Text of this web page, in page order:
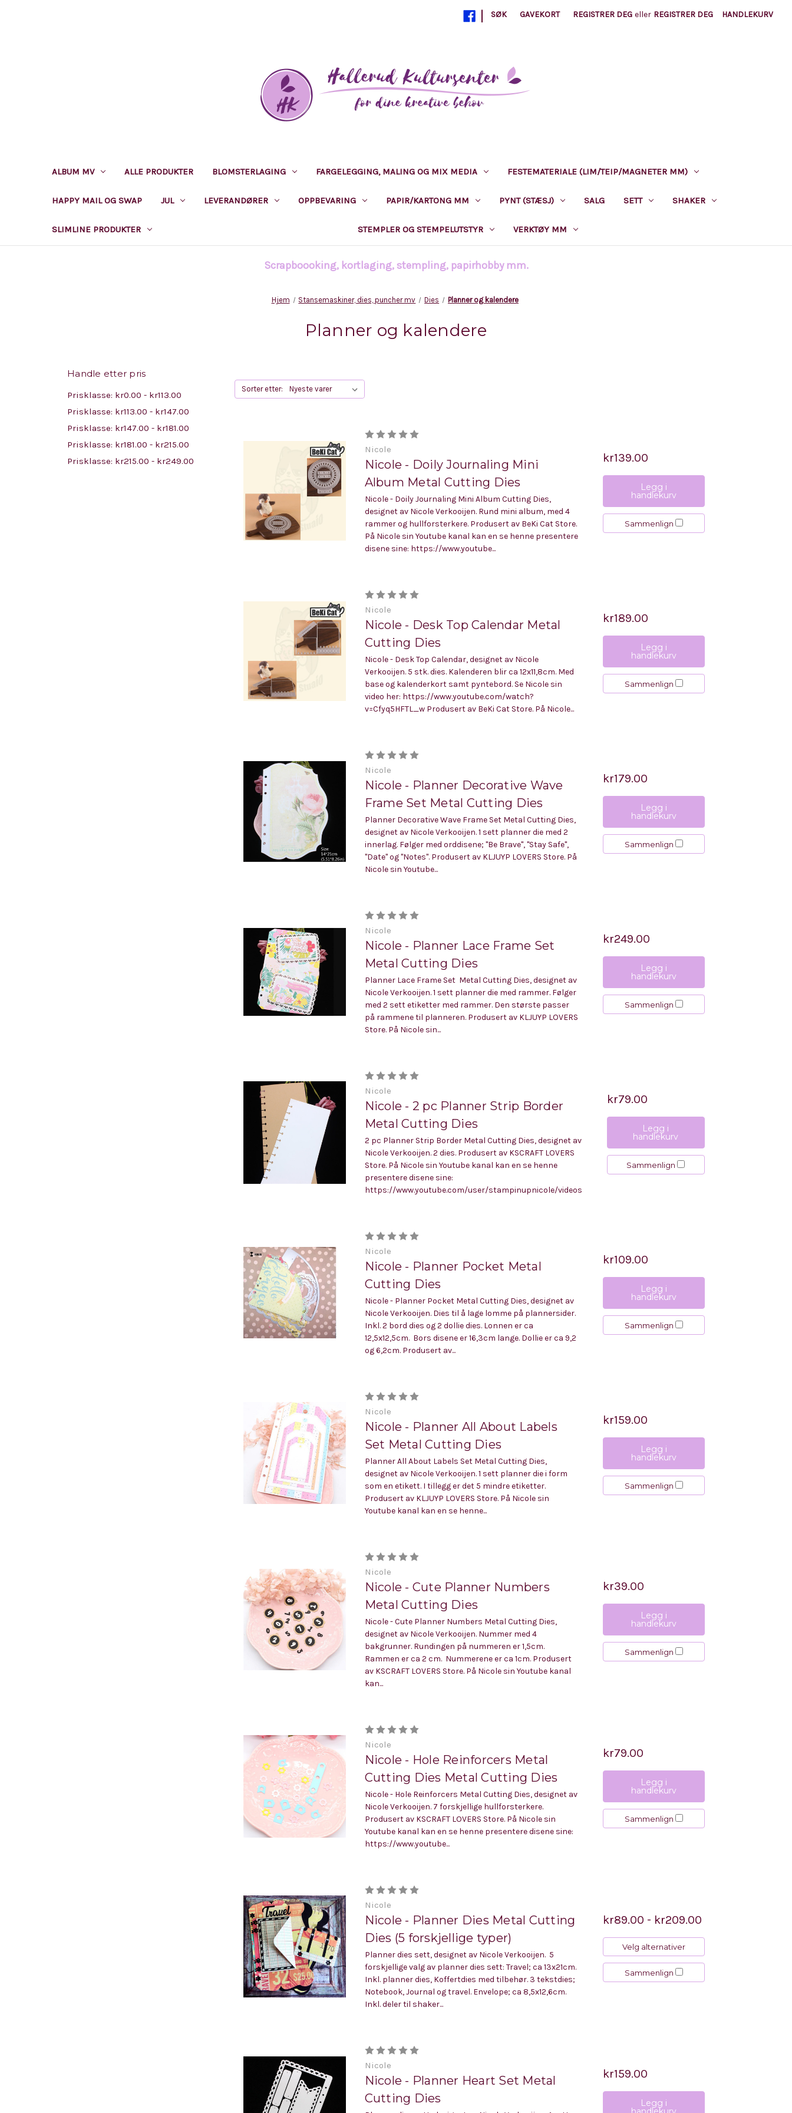
| SØK GAVEKORT REGISTRER DEG eller REGISTRER DEG HANDLEKURV
ALBUM MV ALLE PRODUKTER BLOMSTERLAGING FARGELEGGING, MALING OG MIX MEDIA FESTEMATERIALE (LIM/TEIP/MAGNETER MM)
HAPPY MAIL OG SWAP JUL LEVERANDØRER OPPBEVARING PAPIR/KARTONG MM PYNT (STÆSJ) SALG SETT SHAKER
SLIMLINE PRODUKTER STEMPLER OG STEMPELUTSTYR VERKTØY MM
Scrapboooking, kortlaging, stempling, papirhobby mm.
Hjem Stansemaskiner, dies, puncher mv Dies Planner og kalendere
Planner og kalendere
Handle etter pris
Prisklasse: kr0.00 - kr113.00
Prisklasse: kr113.00 - kr147.00
Prisklasse: kr147.00 - kr181.00
Prisklasse: kr181.00 - kr215.00
Prisklasse: kr215.00 - kr249.00
Sorter etter:
Nicole
Nicole - Doily Journaling Mini
Album Metal Cutting Dies
Nicole - Doily Journaling Mini Album Cutting Dies,
designet av Nicole Verkooijen. Rund mini album, med 4
rammer og hullforsterkere. Produsert av BeKi Cat Store.
På Nicole sin Youtube kanal kan en se henne presentere
disene sine: https://www.youtube...
kr139.00
Legg i
handlekurv
Sammenlign
Nicole
Nicole - Desk Top Calendar Metal
Cutting Dies
Nicole - Desk Top Calendar, designet av Nicole
Verkooijen. 5 stk. dies. Kalenderen blir ca 12x11,8cm. Med
base og kalenderkort samt pyntebord. Se Nicole sin
video her: https://www.youtube.com/watch?
v=Cfyq5HFTL_w Produsert av BeKi Cat Store. På Nicole...
kr189.00
Legg i
handlekurv
Sammenlign
Nicole
Nicole - Planner Decorative Wave
Frame Set Metal Cutting Dies
Planner Decorative Wave Frame Set Metal Cutting Dies,
designet av Nicole Verkooijen. 1 sett planner die med 2
innerlag. Følger med orddisene; "Be Brave", "Stay Safe",
"Date" og "Notes". Produsert av KLJUYP LOVERS Store. På
Nicole sin Youtube...
kr179.00
Legg i
handlekurv
Sammenlign
Nicole
Nicole - Planner Lace Frame Set
Metal Cutting Dies
Planner Lace Frame Set Metal Cutting Dies, designet av
Nicole Verkooijen. 1 sett planner die med rammer. Følger
med 2 sett etiketter med rammer. Den største passer
på rammene til planneren. Produsert av KLJUYP LOVERS
Store. På Nicole sin...
kr249.00
Legg i
handlekurv
Sammenlign
Nicole
Nicole - 2 pc Planner Strip Border
Metal Cutting Dies
2 pc Planner Strip Border Metal Cutting Dies, designet av
Nicole Verkooijen. 2 dies. Produsert av KSCRAFT LOVERS
Store. På Nicole sin Youtube kanal kan en se henne
presentere disene sine:
https://www.youtube.com/user/stampinupnicole/videos
kr79.00
Legg i
handlekurv
Sammenlign
Nicole
Nicole - Planner Pocket Metal
Cutting Dies
Nicole - Planner Pocket Metal Cutting Dies, designet av
Nicole Verkooijen. Dies til å lage lomme på plannersider.
Inkl. 2 bord dies og 2 dollie dies. Lonnen er ca
12,5x12,5cm. Bors disene er 16,3cm lange. Dollie er ca 9,2
og 6,2cm. Produsert av...
kr109.00
Legg i
handlekurv
Sammenlign
Nicole
Nicole - Planner All About Labels
Set Metal Cutting Dies
Planner All About Labels Set Metal Cutting Dies,
designet av Nicole Verkooijen. 1 sett planner die i form
som en etikett. I tillegg er det 5 mindre etiketter.
Produsert av KLJUYP LOVERS Store. På Nicole sin
Youtube kanal kan en se henne...
kr159.00
Legg i
handlekurv
Sammenlign
Nicole
Nicole - Cute Planner Numbers
Metal Cutting Dies
Nicole - Cute Planner Numbers Metal Cutting Dies,
designet av Nicole Verkooijen. Nummer med 4
bakgrunner. Rundingen på nummeren er 1,5cm.
Rammen er ca 2 cm. Nummerene er ca 1cm. Produsert
av KSCRAFT LOVERS Store. På Nicole sin Youtube kanal
kan...
kr39.00
Legg i
handlekurv
Sammenlign
Nicole
Nicole - Hole Reinforcers Metal
Cutting Dies Metal Cutting Dies
Nicole - Hole Reinforcers Metal Cutting Dies, designet av
Nicole Verkooijen. 7 forskjellige hullforsterkere.
Produsert av KSCRAFT LOVERS Store. På Nicole sin
Youtube kanal kan en se henne presentere disene sine:
https://www.youtube...
kr79.00
Legg i
handlekurv
Sammenlign
Nicole
Nicole - Planner Dies Metal Cutting
Dies (5 forskjellige typer)
Planner dies sett, designet av Nicole Verkooijen. 5
forskjellige valg av planner dies sett: Travel; ca 13x21cm.
Inkl. planner dies, Koffertdies med tilbehør. 3 tekstdies;
Notebook, Journal og travel. Envelope; ca 8,5x12,6cm.
Inkl. deler til shaker...
kr89.00 - kr209.00
Velg alternativer
Sammenlign
Nicole
Nicole - Planner Heart Set Metal
Cutting Dies
kr159.00
Legg i